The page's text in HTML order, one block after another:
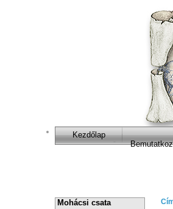
Kezdőlap
Mohácsi csata